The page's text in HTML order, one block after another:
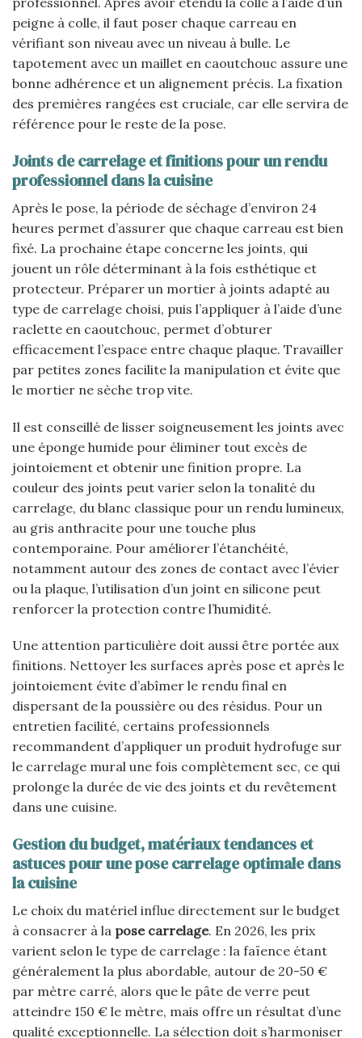
peigne à colle, il faut poser chaque carreau en
vérifiant son niveau avec un niveau à bulle. Le
tapotement avec un maillet en caoutchouc assure une
bonne adhérence et un alignement précis. La fixation
des premières rangées est cruciale, car elle servira de
référence pour le reste de la pose.
Joints de carrelage et finitions pour un rendu
professionnel dans la cuisine
Après le pose, la période de séchage d’environ 24
heures permet d’assurer que chaque carreau est bien
fixé. La prochaine étape concerne les joints, qui
jouent un rôle déterminant à la fois esthétique et
protecteur. Préparer un mortier à joints adapté au
type de carrelage choisi, puis l’appliquer à l’aide d’une
raclette en caoutchouc, permet d’obturer
efficacement l’espace entre chaque plaque. Travailler
par petites zones facilite la manipulation et évite que
le mortier ne sèche trop vite.
Il est conseillé de lisser soigneusement les joints avec
une éponge humide pour éliminer tout excès de
jointoiement et obtenir une finition propre. La
couleur des joints peut varier selon la tonalité du
carrelage, du blanc classique pour un rendu lumineux,
au gris anthracite pour une touche plus
contemporaine. Pour améliorer l’étanchéité,
notamment autour des zones de contact avec l’évier
ou la plaque, l’utilisation d’un joint en silicone peut
renforcer la protection contre l’humidité.
Une attention particulière doit aussi être portée aux
finitions. Nettoyer les surfaces après pose et après le
jointoiement évite d’abîmer le rendu final en
dispersant de la poussière ou des résidus. Pour un
entretien facilité, certains professionnels
recommandent d’appliquer un produit hydrofuge sur
le carrelage mural une fois complètement sec, ce qui
prolonge la durée de vie des joints et du revêtement
dans une cuisine.
Gestion du budget, matériaux tendances et
astuces pour une pose carrelage optimale dans
la cuisine
Le choix du matériel influe directement sur le budget
à consacrer à la pose carrelage. En 2026, les prix
varient selon le type de carrelage : la faïence étant
généralement la plus abordable, autour de 20-50 €
par mètre carré, alors que le pâte de verre peut
atteindre 150 € le mètre, mais offre un résultat d’une
qualité exceptionnelle. La sélection doit s’harmoniser